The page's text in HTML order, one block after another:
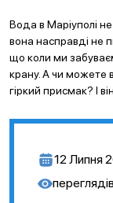
Вода в Маріуполі
вона насправді не
що коли ми
крану. А чи можете
гіркий присмак? І
12 Липня
переглядів